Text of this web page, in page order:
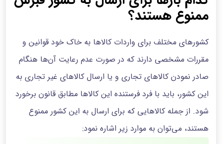
ممنوع هستند؟
کشورهای مختلف برای واردات کالاها به خاک خود قوانین و
مقررات مشخصی دارند که در صورت عدم رعایت آن‌ها هنگام
صادر نمودن کالاهای تجاری و یا ارسال کالاهای غیر تجاری به
این کشور، باید با فرد فرستنده این کالاها مطابق قانون برخورد
شود. از جمله کالاهایی که برای ارسال به این کشور ممنوع
هستند، می‌توان به موارد زیر اشاره نمود: